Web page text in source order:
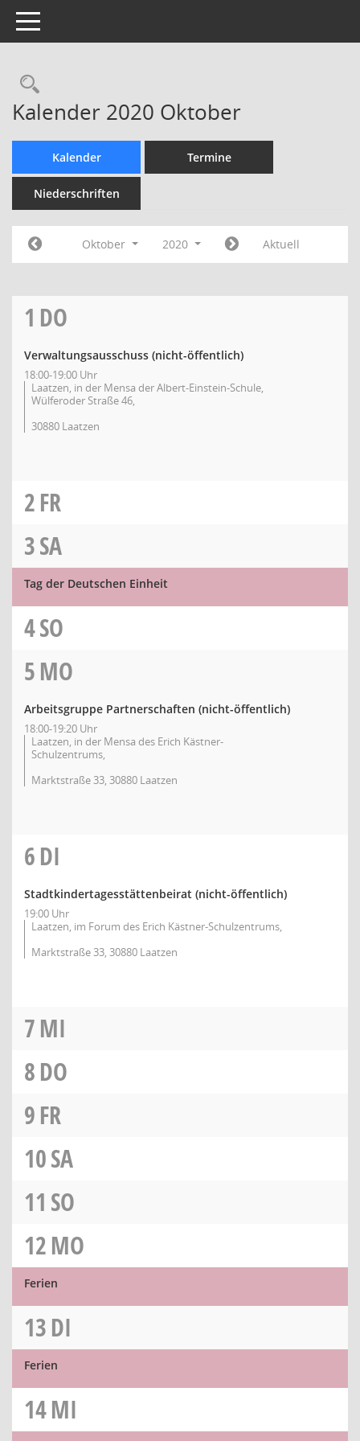
Toggle navigation
Rechercheauswahl
Kalender 2020 Oktober
Kalender Termine
Niederschriften
Oktober 2020 Aktuell
1 DO
Verwaltungsausschuss (nicht-öffentlich)
18:00-19:00 Uhr
Laatzen, in der Mensa der Albert-Einstein-Schule,
Wülferoder Straße 46,
30880 Laatzen
2FR
3SA
Tag der Deutschen Einheit
4SO
5MO
Arbeitsgruppe Partnerschaften (nicht-öffentlich)
18:00-19:20 Uhr
Laatzen, in der Mensa des Erich Kästner-
Schulzentrums,
Marktstraße 33, 30880 Laatzen
6DI
Stadtkindertagesstättenbeirat (nicht-öffentlich)
19:00 Uhr
Laatzen, im Forum des Erich Kästner-Schulzentrums,
Marktstraße 33, 30880 Laatzen
7MI
8DO
9FR
10SA
11 SO
12MO
Ferien
13DI
Ferien
14MI